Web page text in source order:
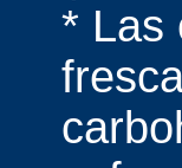
* Las